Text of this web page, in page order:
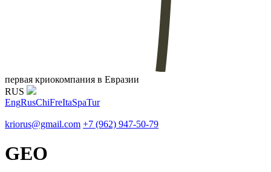
первая криокомпания в Евразии
RUS
EngRusChiFreItaSpaTur
kriorus@gmail.com +7 (962) 947-50-79
GEO